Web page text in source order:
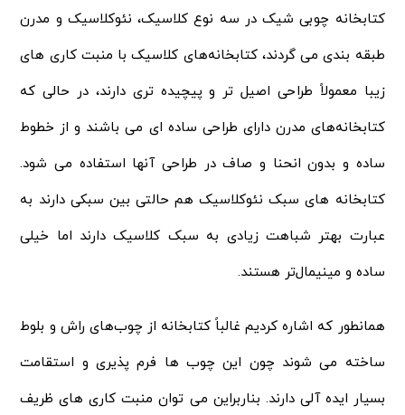
کتابخانه چوبی شیک در سه نوع کلاسیک، نئوکلاسیک و مدرن
طبقه بندی می‌ گردند، کتابخانه‌های کلاسیک با منبت کاری های
زیبا معمولاً طراحی اصیل‌ تر و پیچیده تری دارند، در حالی که
کتابخانه‌های مدرن دارای طراحی ساده‌ ای می باشند و از خطوط
ساده و بدون انحنا و صاف در طراحی آنها استفاده می شود.
کتابخانه های سبک نئوکلاسیک هم حالتی بین سبکی دارند به
عبارت بهتر شباهت زیادی به سبک کلاسیک دارند اما خیلی
ساده و مینیمال‌تر هستند.
همانطور که اشاره کردیم غالباً کتابخانه از چوب‌های راش و بلوط
ساخته می‌ شوند چون این چوب‌ ها فرم پذیری و استقامت
بسیار ایده آلی دارند. بناربراین می‌ توان منبت کاری‌ های ظریف